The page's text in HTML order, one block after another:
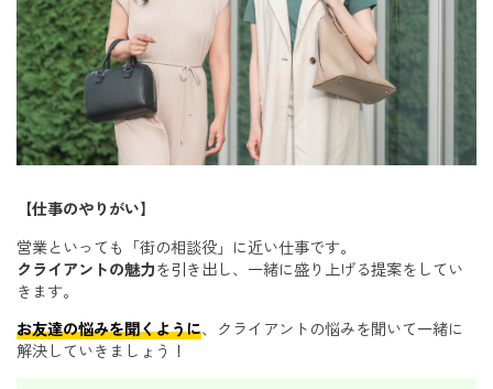
【仕事のやりがい】
営業といっても「街の相談役」に近い仕事です。
クライアントの魅力を引き出し、一緒に盛り上げる提案をしてい
きます。
お友達の悩みを聞くように、クライアントの悩みを聞いて一緒に
解決していきましょう！